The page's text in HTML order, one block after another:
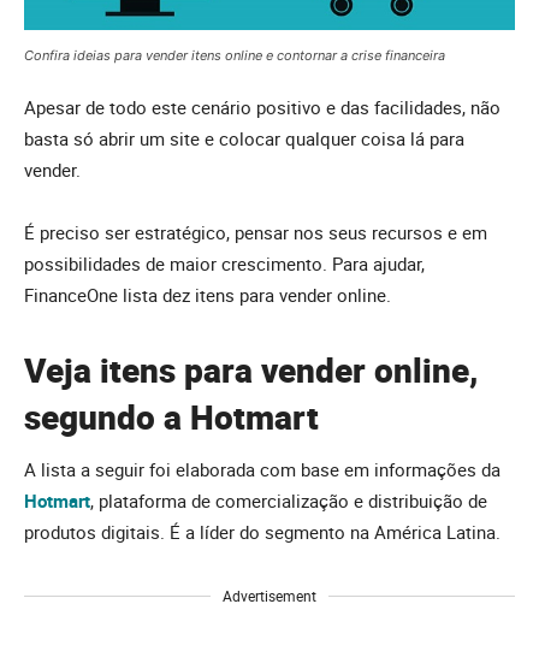
Confira ideias para vender itens online e contornar a crise financeira
Apesar de todo este cenário positivo e das facilidades, não
basta só abrir um site e colocar qualquer coisa lá para
vender.
É preciso ser estratégico, pensar nos seus recursos e em
possibilidades de maior crescimento. Para ajudar,
FinanceOne lista dez itens para vender online.
Veja itens para vender online,
segundo a Hotmart
A lista a seguir foi elaborada com base em informações da
Hotmart, plataforma de comercialização e distribuição de
produtos digitais. É a líder do segmento na América Latina.
Advertisement